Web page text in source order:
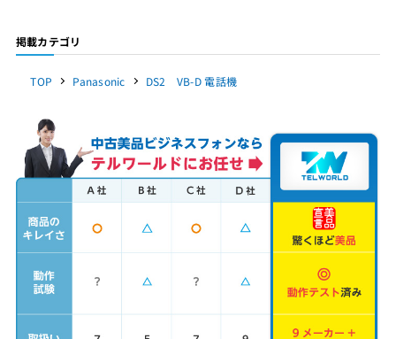
掲載カテゴリ
TOP Panasonic DS2 VB-D 電話機